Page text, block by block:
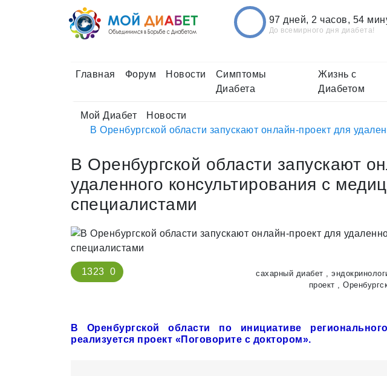
97 дней, 2 часов, 54
До всемирного дня диабета!
Главная Форум Новости
Симптомы
Диабета
Жизнь с
Диабетом
Мой Диабет
Новости
В Оренбургской области запускают онлайн-проект для
В Оренбургской области запускают
удаленного консультирования с
специалистами
1323 0 сахарный диабет ,
проект ,
В Оренбургской области по инициативе
реализуется проект «Поговорите с доктором».